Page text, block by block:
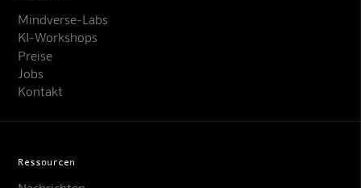
Mindverse-Labs
KI-Workshops
Preise
Jobs
Kontakt
Ressourcen